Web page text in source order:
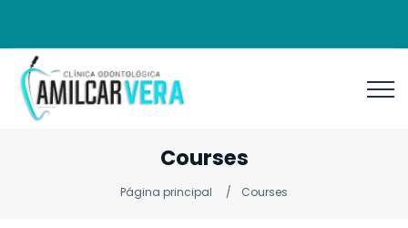
Courses
Página principal Courses